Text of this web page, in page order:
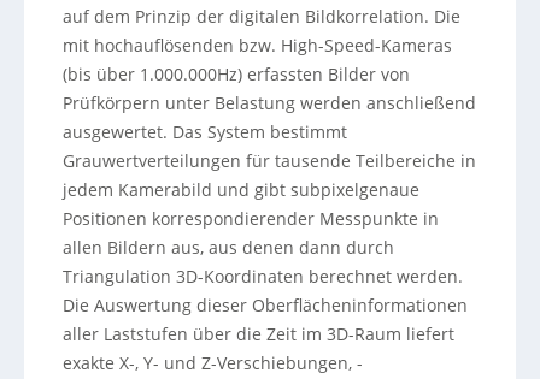
auf dem Prinzip der digitalen Bildkorrelation. Die
mit hochauflösenden bzw. High-Speed-Kameras
(bis über 1.000.000Hz) erfassten Bilder von
Prüfkörpern unter Belastung werden anschließend
ausgewertet. Das System bestimmt
Grauwertverteilungen für tausende Teilbereiche in
jedem Kamerabild und gibt subpixelgenaue
Positionen korrespondierender Messpunkte in
allen Bildern aus, aus denen dann durch
Triangulation 3D-Koordinaten berechnet werden.
Die Auswertung dieser Oberflächeninformationen
aller Laststufen über die Zeit im 3D-Raum liefert
exakte X-, Y- und Z-Verschiebungen, -